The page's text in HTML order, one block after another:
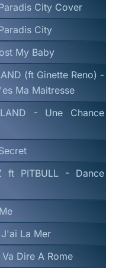
City Cover
City
My Baby
(ft Ginette Reno) -
Ma Maitresse
- Une Chance
ft PITBULL - Dance
J'ai La Mer
Dire A Rome